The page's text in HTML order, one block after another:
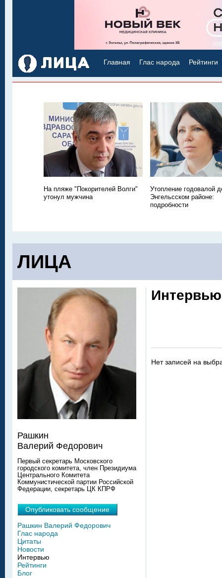
Главная Глас народа Рейтинги
На пляже "Покорителей Волги"
утонул мужчина
Утопление годовалой
Энгельсском районе:
подробности
ЛИЦА
Интервью
Нет записей на
Рашкин
Валерий Федорович
Первый секретарь Московского
городского комитета, член Президиума
Центрального Комитета
Коммунистической партии Российской
Федерации, секретарь ЦК КПРФ
Опубликовать сообщение
Рашкин Валерий Федорович
Глас народа
Цитаты
Новости
Интервью
Рейтинги
Блог